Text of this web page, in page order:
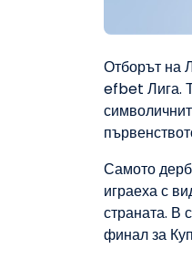
Отборът на
efbet Лига.
Самото
играеха с
страната. В
финал за